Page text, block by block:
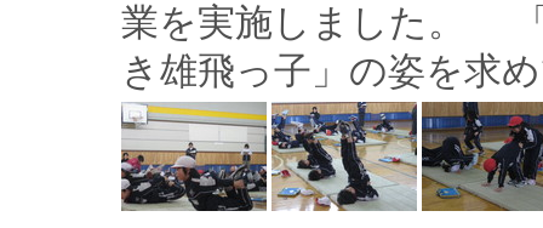
業を実施しました。
き雄飛っ子」の姿を求